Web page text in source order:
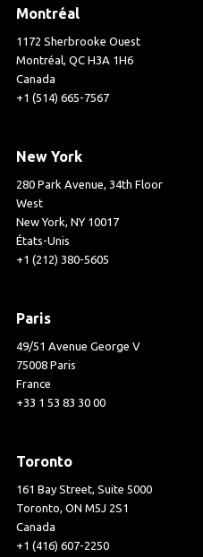
Montréal
1172 Sherbrooke Ouest
Montréal, QC H3A 1H6
Canada
+1 (514) 665-7567
New York
280 Park Avenue, 34th Floor
West
New York, NY 10017
États-Unis
+1 (212) 380-5605
Paris
49/51 Avenue George V
75008 Paris
France
+33 1 53 83 30 00
Toronto
161 Bay Street, Suite 5000
Toronto, ON M5J 2S1
Canada
+1 (416) 607-2250